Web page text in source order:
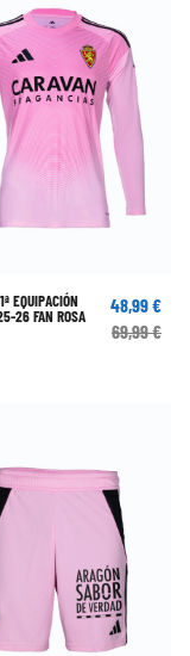
EQUIPACIÓN
26 FAN ROSA
48,99 €
69,99 €